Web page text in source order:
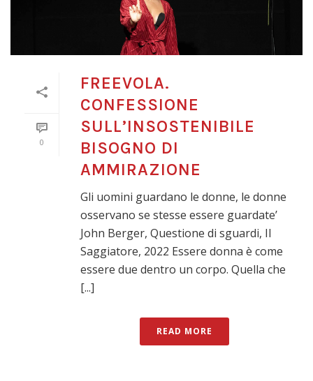
0
FREEVOLA.
CONFESSIONE
SULL’INSOSTENIBILE
BISOGNO DI
AMMIRAZIONE
Gli uomini guardano le donne, le donne
osservano se stesse essere guardate’
John Berger, Questione di sguardi, Il
Saggiatore, 2022 Essere donna è come
essere due dentro un corpo. Quella che
[...]
READ MORE